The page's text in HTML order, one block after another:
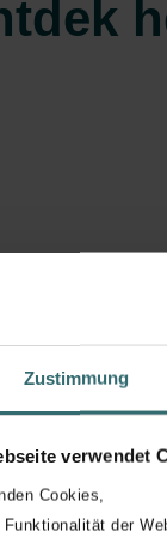
Zustimmung
verwendet
Cookies,
der